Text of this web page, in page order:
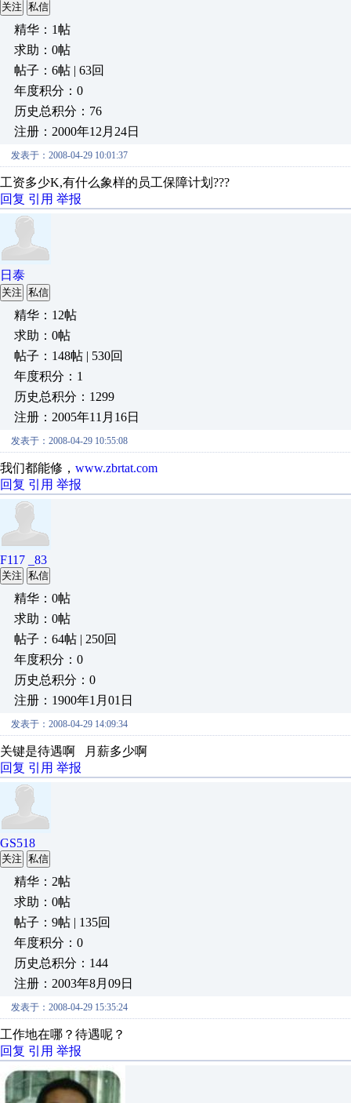
关注 私信
精华：1帖
求助：0帖
帖子：6帖 | 63回
年度积分：0
历史总积分：76
注册：2000年12月24日
发表于：2008-04-29 10:01:37
工资多少K,有什么象样的员工保障计划???
回复 引用 举报
日泰
关注 私信
精华：12帖
求助：0帖
帖子：148帖 | 530回
年度积分：1
历史总积分：1299
注册：2005年11月16日
发表于：2008-04-29 10:55:08
我们都能修， www.zbrtat.com
回复 引用 举报
F117 _83
关注 私信
精华：0帖
求助：0帖
帖子：64帖 | 250回
年度积分：0
历史总积分：0
注册：1900年1月01日
发表于：2008-04-29 14:09:34
关键是待遇啊 月薪多少啊
回复 引用 举报
GS518
关注 私信
精华：2帖
求助：0帖
帖子：9帖 | 135回
年度积分：0
历史总积分：144
注册：2003年8月09日
发表于：2008-04-29 15:35:24
工作地在哪？待遇呢？
回复 引用 举报